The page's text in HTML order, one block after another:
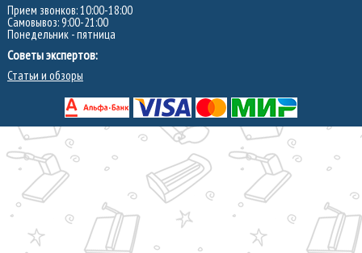
Прием звонков: 10:00-18:00
Самовывоз: 9:00-21:00
Понедельник - пятница
Советы экспертов:
Статьи и обзоры